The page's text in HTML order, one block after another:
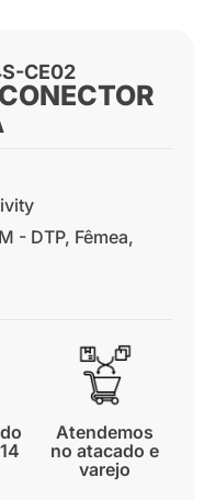
CE02
- DTP, Fêmea,
Atendemos
no atacado e
varejo